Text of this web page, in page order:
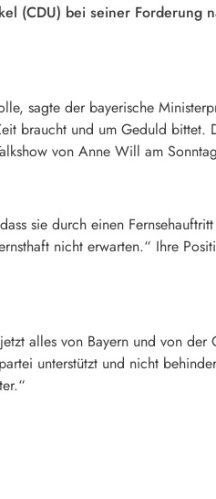
(CDU) bei seiner Forderung
sagte der bayerische
braucht und um Geduld bittet.
von Anne Will am
sie durch einen
nicht erwarten.“ Ihre
alles von Bayern und von der
unterstützt und nicht